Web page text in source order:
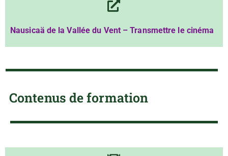
Nausicaä de la Vallée du Vent – Transmettre le cinéma
Contenus de formation